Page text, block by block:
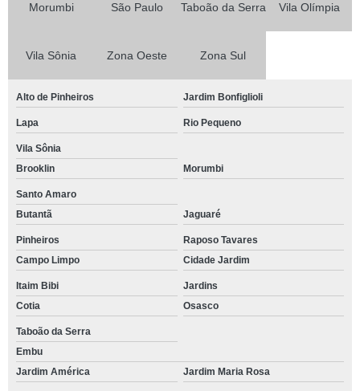
Morumbi São Paulo Taboão da Serra Vila Olímpia
Vila Sônia Zona Oeste Zona Sul
Alto de Pinheiros Jardim Bonfiglioli
Lapa Rio Pequeno
Vila Sônia
Brooklin
Morumbi
Santo Amaro
Butantã
Jaguaré
Pinheiros
Raposo Tavares
Campo Limpo
Cidade Jardim
Itaim Bibi
Jardins
Cotia
Osasco
Taboão da Serra
Embu
Jardim América
Jardim Maria Rosa